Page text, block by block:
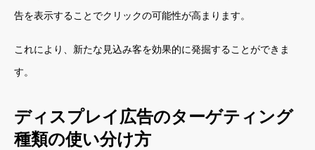
告を表示することでクリックの可能性が高まります。
これにより、新たな見込み客を効果的に発掘することができま
す。
ディスプレイ広告のターゲティング
種類の使い分け方